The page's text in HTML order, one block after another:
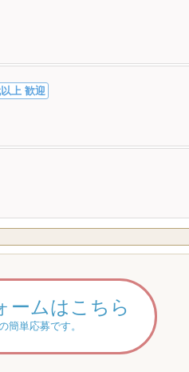
上 歓迎
ームはこちら
簡単応募です。